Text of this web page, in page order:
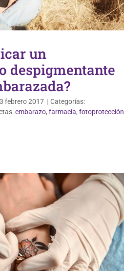
un
despigmentante
febrero 2017 | Categorías:
embarazo, farmacia, fotoprotección
Dermofarmacia